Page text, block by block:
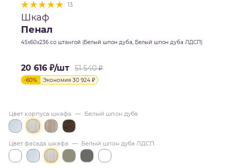
13
Шкаф
Пенал
45х60х236 со штангой (Белый шпон дуба, Белый шпон дуба ЛДСП)
20 616 ₽/шт 51 540₽
-60% Экономия 30 924 ₽
Цвет корпуса шкафа — Белый шпон дуба
Цвет фасада шкафа — Белый шпон дуба ЛДСП